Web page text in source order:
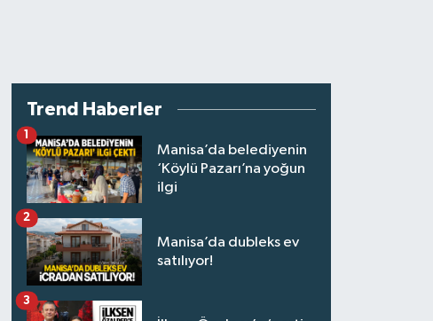
Trend Haberler
Manisa’da belediyenin
‘Köylü Pazarı’na yoğun
ilgi
1
Manisa’da dubleks ev
satılıyor!
2
3